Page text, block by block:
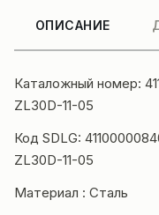
ОПИСАНИЕ
Каталожный номер:
ZL30D-11-05
Код SDLG:
ZL30D-11-05
Материал : Сталь